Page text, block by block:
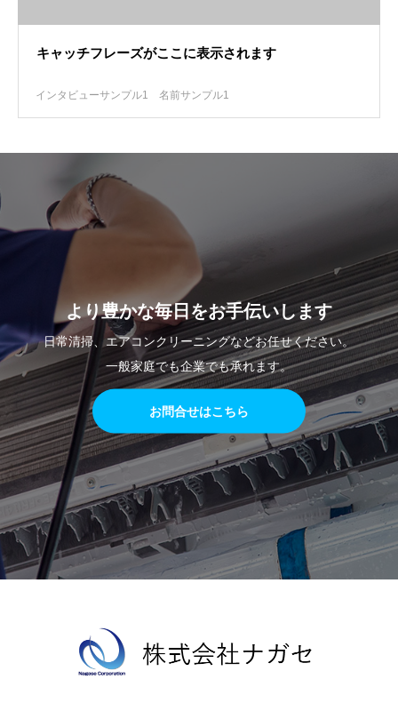
キャッチフレーズがここに表示されます
インタビューサンプル1 名前サンプル1
より豊かな毎日をお手伝いします
日常清掃、エアコンクリーニングなどお任せください。
一般家庭でも企業でも承れます。
お問合せはこちら